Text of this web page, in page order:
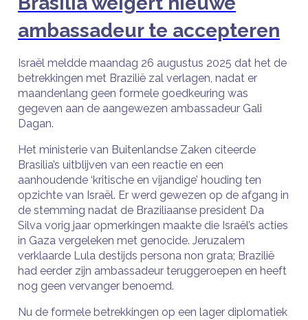
ambassadeur te accepteren
Israël meldde maandag 26 augustus 2025 dat het de
betrekkingen met Brazilië zal verlagen, nadat er
maandenlang geen formele goedkeuring was
gegeven aan de aangewezen ambassadeur Gali
Dagan.
Het ministerie van Buitenlandse Zaken citeerde
Brasilia’s uitblijven van een reactie en een
aanhoudende ‘kritische en vijandige’ houding ten
opzichte van Israël. Er werd gewezen op de afgang in
de stemming nadat de Braziliaanse president Da
Silva vorig jaar opmerkingen maakte die Israël’s acties
in Gaza vergeleken met genocide. Jeruzalem
verklaarde Lula destijds persona non grata; Brazilië
had eerder zijn ambassadeur teruggeroepen en heeft
nog geen vervanger benoemd.
Nu de formele betrekkingen op een lager diplomatiek